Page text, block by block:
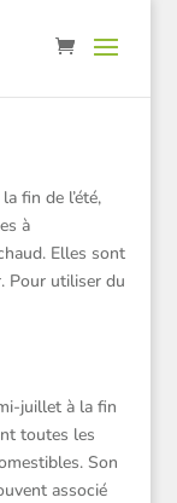
fin de l’été,
à
Elles sont
Pour utiliser du
juillet à la fin
toutes les
Son
associé